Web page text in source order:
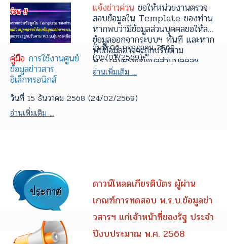
แจ้งข่าวด่วน ขอให้หน่วยงานตรวจ
สอบข้อมูลใน Template ของท่าน
หากพบว่ามีข้อมูลส่วนบุคคลขอให้ลบ
ข้อมูลออกจากระบบฯ ทันที และหาก
พบข้อมูลอาจจะถูกปรับตาม
พ.ร.บ.คุ้มครองข้อมูลส่วนบุคคลฯ
วันที่ 06 กรกฎาคม 2569
(06/07/2569)
อ่านเพิ่มเติม ...
คู่มือ การใช้งานศูนย์
ข้อมูลข่าวสาร
อิเล็กทรอนิกส์
วันที่ 15 ธันวาคม 2568 (24/02/2569)
อ่านเพิ่มเติม ...
ดาวน์โหลดเกียรติบัตร ผู้ผ่าน
เกณฑ์การทดสอบ พ.ร.บ.ข้อมูลข่า
วสารฯ แก่เจ้าหน้าที่ของรัฐ ประจำ
ปีงบประมาณ พ.ศ. 2568